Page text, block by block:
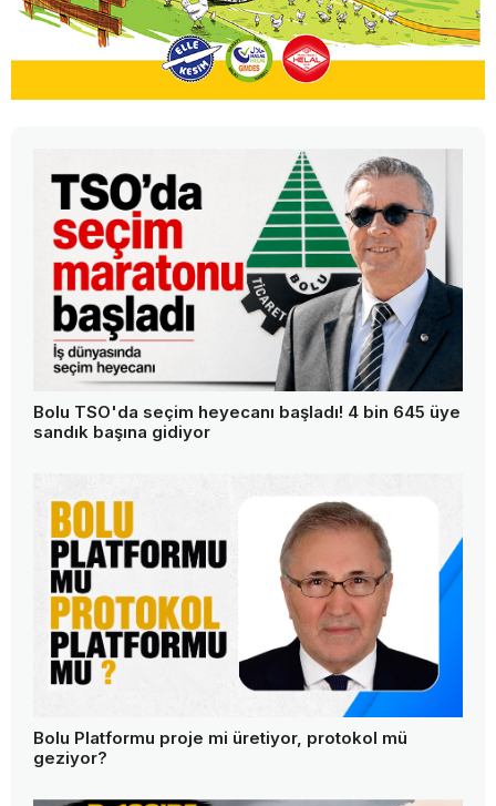
Bolu TSO'da seçim heyecanı başladı! 4 bin 645 üye
sandık başına gidiyor
Bolu Platformu proje mi üretiyor, protokol mü
geziyor?